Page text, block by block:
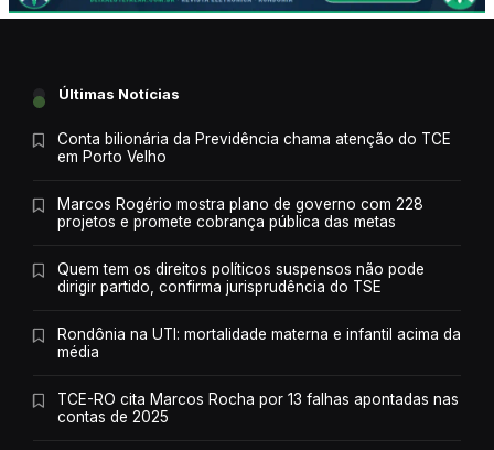
Últimas Notícias
Conta bilionária da Previdência chama atenção do TCE
em Porto Velho
Marcos Rogério mostra plano de governo com 228
projetos e promete cobrança pública das metas
Quem tem os direitos políticos suspensos não pode
dirigir partido, confirma jurisprudência do TSE
Rondônia na UTI: mortalidade materna e infantil acima da
média
TCE-RO cita Marcos Rocha por 13 falhas apontadas nas
contas de 2025